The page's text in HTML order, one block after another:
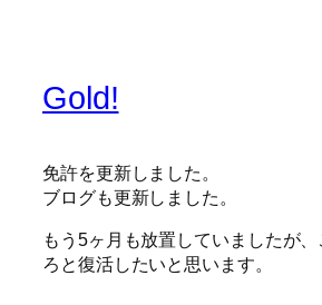
Gold!
免許を更新しました。
ブログも更新しました。
もう5ヶ月も放置していましたが
ろと復活したいと思います。